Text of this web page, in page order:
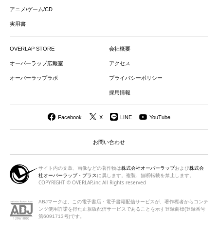
アニメ/ゲーム/CD
実用書
OVERLAP STORE
オーバーラップ広報室
オーバーラップラボ
会社概要
アクセス
プライバシーポリシー
採用情報
Facebook X LINE YouTube
お問い合わせ
サイト内の文章、画像などの著作物は株式会社オーバーラップおよび株式会
社オーバーラップ・プラス に属します。複製、無断転載を禁止します。
COPYRIGHT © OVERLAP,inc All Rights reserved
ABJマークは、この電子書店・電子書籍配信サービスが、著作権者からコンテ
ンツ使用許諾を得た正規版配信サービスであることを示す登録商標(登録番号
第6091713号)です。